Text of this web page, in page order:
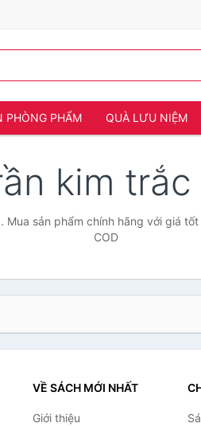
PHÒNG PHẨM QUÀ LƯU NIỆM
kim trắc
Mua sản phẩm chính hãng với giá
COD
VỀ SÁCH MỚI NHẤT
Giới thiệu